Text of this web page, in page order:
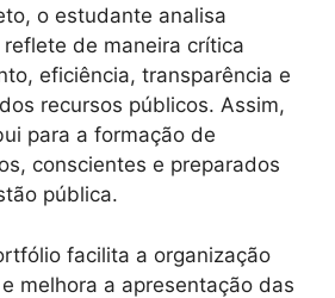
o estudante analisa
de maneira crítica
eficiência, transparência e
recursos públicos. Assim,
para a formação de
conscientes e preparados
pública.
facilita a organização
melhora a apresentação das